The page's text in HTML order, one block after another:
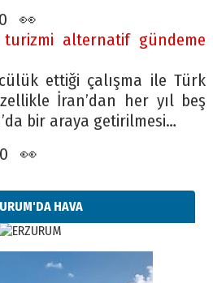
0 👀
turizmi alternatif gündeme
ettiği çalışma ile Türk
İran’dan her yıl beş
bir araya getirilmesi…
0 👀
HAVA